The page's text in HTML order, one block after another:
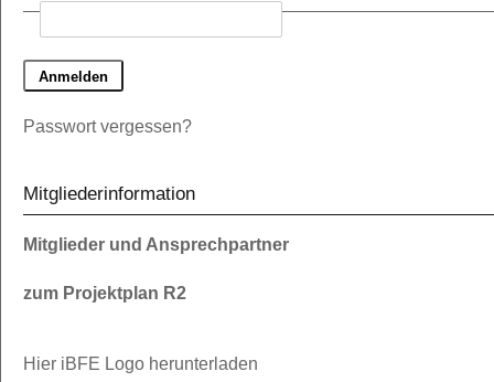
Passwort vergessen?
Mitgliederinformation
Mitglieder und Ansprechpartner
zum Projektplan R2
Hier iBFE Logo herunterladen